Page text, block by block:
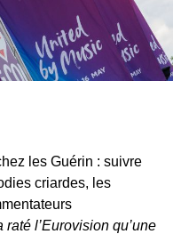
les Guérin : suivre
criardes, les
raté l’Eurovision qu’une